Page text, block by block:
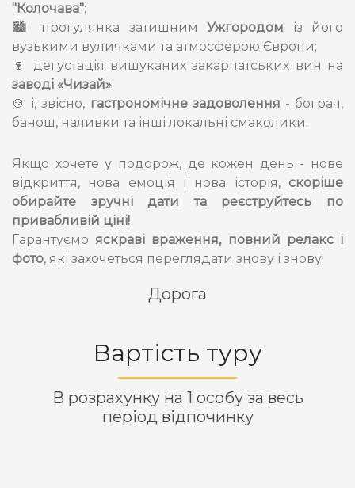
"Колочава";
🏙 прогулянка затишним Ужгородом
із його
вузькими вуличками та атмосферою Європи;
🍷 дегустація вишуканих закарпатських вин на
заводі «Чизай»;
🍲 і, звісно, гастрономічне задоволення - бограч,
банош, наливки та інші локальні смаколики.
Якщо хочете у подорож, де кожен день - нове
відкриття, нова емоція і нова історія, скоріше
обирайте зручні дати та реєструйтесь по
привабливій ціні!
Гарантуємо яскраві враження, повний релакс і
фото, які захочеться переглядати знову і знову!
Дорога
Вартість туру
В розрахунку на 1 особу за весь
період відпочинку